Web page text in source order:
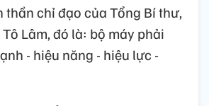
thần chỉ đạo của Tổng Bí thư,
Lâm, đó là: bộ máy phải
- hiệu năng - hiệu lực -